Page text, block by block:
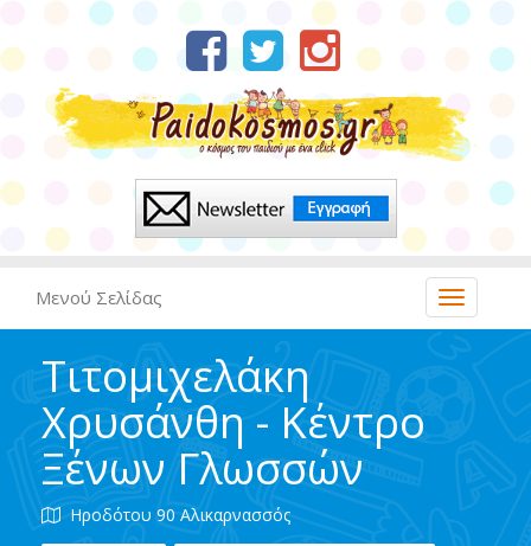
Μενού Σελίδας
Τιτομιχελάκη
Χρυσάνθη - Κέντρο
Ξένων Γλωσσών
Ηροδότου 90 Αλικαρνασσός